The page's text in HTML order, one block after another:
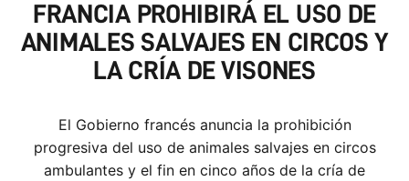
FRANCIA PROHIBIRÁ EL USO DE
ANIMALES SALVAJES EN CIRCOS Y
LA CRÍA DE VISONES
El Gobierno francés anuncia la prohibición
progresiva del uso de animales salvajes en circos
ambulantes y el fin en cinco años de la cría de